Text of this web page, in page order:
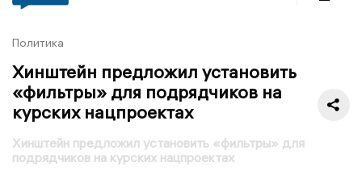
Политика
Хинштейн предложил установить
«фильтры» для подрядчиков на
курских нацпроектах
Хинштейн предложил установить «фильтры» для
подрядчиков на курских нацпроектах